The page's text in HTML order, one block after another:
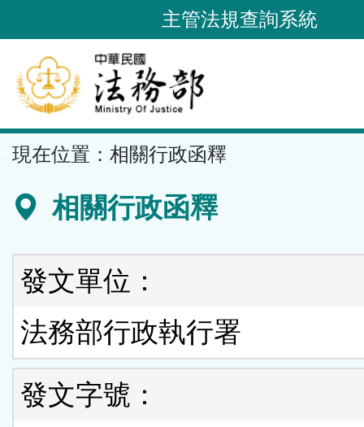
到
要
內
容
區
主管法規查詢系統
現在位置： 相關行政函釋
相關行政函釋
發文單位：
法務部行政執行署
發文字號：